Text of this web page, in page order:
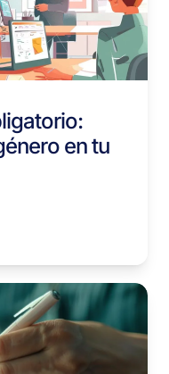
en tu